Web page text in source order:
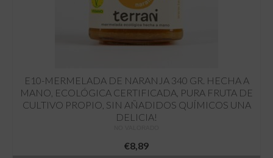
E10-MERMELADA DE NARANJA 340 GR. HECHA A
MANO, ECOLÓGICA CERTIFICADA, PURA FRUTA DE
CULTIVO PROPIO, SIN AÑADIDOS QUÍMICOS UNA
DELICIA!
€8,89